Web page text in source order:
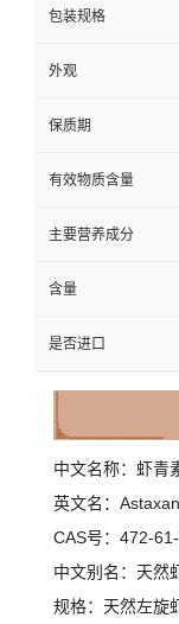
包装规格
外观
保质期
有效物质含量
主要营养成分
含量
是否进口
中文名称：虾青
英文名：
CAS号：472-
中文别名：天然
规格：天然左旋